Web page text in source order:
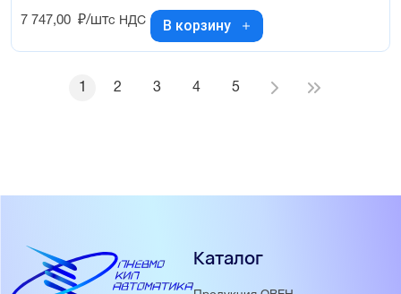
7 747,00 ₽/штс НДС В корзину
1 2 3 4 5
Каталог